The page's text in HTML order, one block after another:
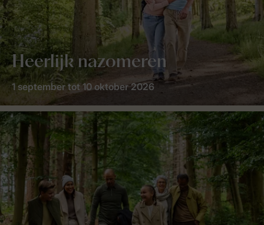
Heerlijk nazomeren
1 september tot 10 oktober 2026